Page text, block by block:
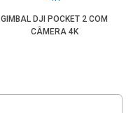
GIMBAL DJI POCKET 2 COM
CÂMERA 4K